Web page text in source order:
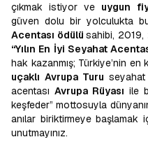
çıkmak istiyor ve uygun
güven dolu bir yolculukta
Acentası ödülüsahibi,
“Yılın En İyi Seyahat
hak kazanmış; Türkiye’nin en
uçaklı Avrupa Turu seyahat
acentası Avrupa Rüyası ile
keşfeder” mottosuyla
anılar biriktirmeye başlamak
unutmayınız.